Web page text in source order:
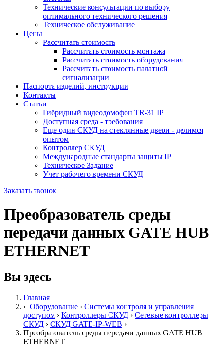
Технические консультации по выбору
оптимального технического решения
Техническое обслуживание
Цены
Рассчитать стоимость
Рассчитать стоимость монтажа
Рассчитать стоимость оборудования
Рассчитать стоимость палатной
сигнализации
Паспорта изделий, инструкции
Контакты
Статьи
Гибридный видеодомофон TR-31 IP
Доступная среда - требования
Еще один СКУД на стеклянные двери - делимся
опытом
Контроллер СКУД
Международные стандарты защиты IP
Техническое Задание
Учет рабочего времени СКУД
Заказать звонок
Преобразователь среды
передачи данных GATE HUB
ETHERNET
Вы здесь
Главная
› Оборудование › Системы контроля и управления
доступом › Контроллеры СКУД › Сетевые контроллеры
СКУД › СКУД GATE-IP-WEB ›
Преобразователь среды передачи данных GATE HUB
ETHERNET